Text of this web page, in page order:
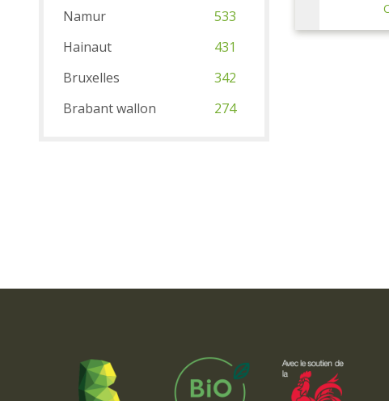
Namur
533
Hainaut
431
Bruxelles
342
Brabant wallon
274